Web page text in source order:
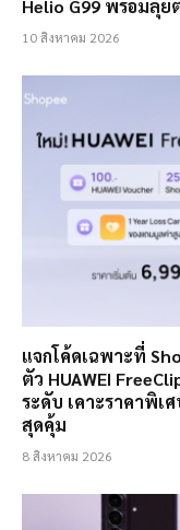
Helio G99 พร้อมลุ
10 สิงหาคม 2026
แจกโค้ดเฉพาะที่
ตัว HUAWEI
ระดับ เคาะราคาพิเ
สุดคุ้ม
8 สิงหาคม 2026